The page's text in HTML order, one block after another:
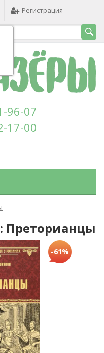
Регистрация
96-07
17-00
Преторианцы
-61%